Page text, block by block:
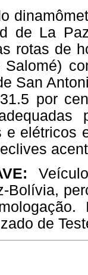
de La
rotas de
Salomé)
San
por
e elétricos
Bolívia,
de